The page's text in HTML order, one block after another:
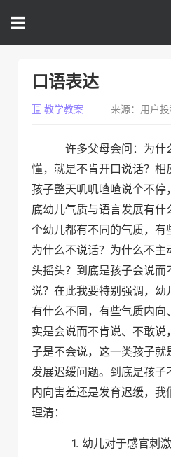
口语表达
教学教案 来源：用户
许多父母会问：为什
懂，就是不肯开口说话？相
孩子整天叽叽喳喳说个不停
底幼儿气质与语言发展有什
个幼儿都有不同的气质，有
为什么不说话？为什么不主
头摇头？到底是孩子会说而
说？在此我要特别强调，幼
有什么不同，有些气质内向
实是会说而不肯说、不敢说
子是不会说，这一类孩子就
发展迟缓问题。到底是孩子
内向害羞还是发育迟缓，我
理清：
1. 幼儿对于感官刺